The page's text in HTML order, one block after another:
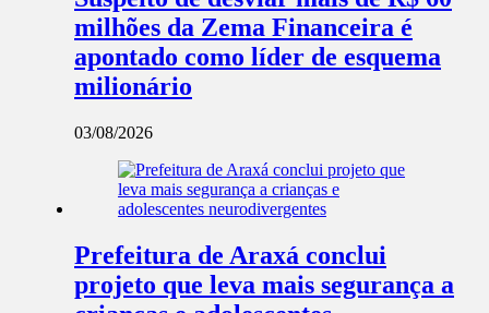
milhões da Zema Financeira é
apontado como líder de esquema
milionário
03/08/2026
Prefeitura de Araxá conclui
projeto que leva mais segurança a